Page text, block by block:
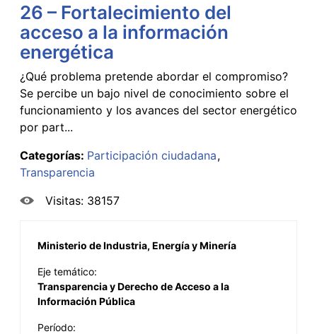
26 – Fortalecimiento del
acceso a la información
energética
¿Qué problema pretende abordar el compromiso?
Se percibe un bajo nivel de conocimiento sobre el
funcionamiento y los avances del sector energético
por part...
Categorías: Participación ciudadana
Transparencia
Visitas: 38157
Ministerio de Industria, Energía y Minería
Eje temático:
Transparencia y Derecho de Acceso a la
Información Pública
Período: